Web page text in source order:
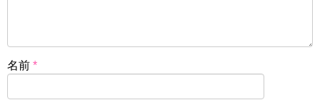
名前 *